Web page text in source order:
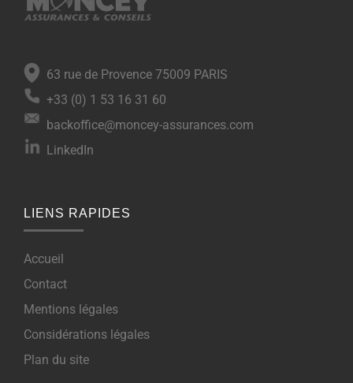
63 rue de Provence 75009 PARIS
+33 (0) 1 53 16 31 60
backoffice@moncey-assurances.com
LinkedIn
LIENS RAPIDES
Accueil
Contact
Mentions légales
Considérations légales
Plan du site